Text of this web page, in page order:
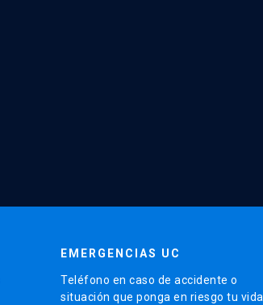
EMERGENCIAS UC
Teléfono en caso de accidente o
situación que ponga en riesgo tu vida